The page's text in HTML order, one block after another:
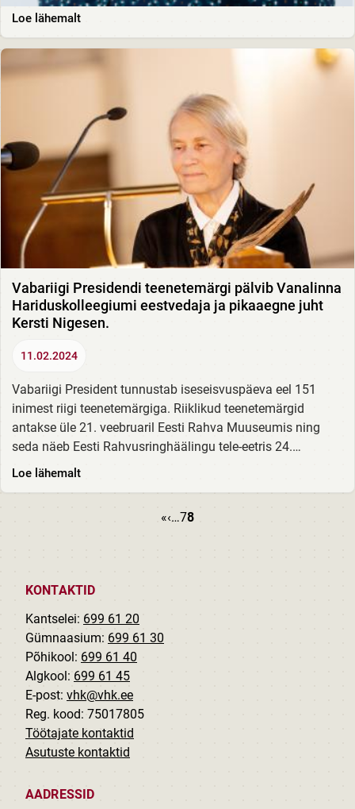
andmise 750. aastapäeva...
Loe lähemalt
Vabariigi Presidendi teenetemärgi pälvib Vanalinna
Hariduskolleegiumi eestvedaja ja pikaaegne juht
Kersti Nigesen.
11.02.2024
Vabariigi President tunnustab iseseisvuspäeva eel 151
inimest riigi teenetemärgiga. Riiklikud teenetemärgid
antakse üle 21. veebruaril Eesti Rahva Muuseumis ning
seda näeb Eesti Rahvusringhäälingu tele-eetris 24.
veebruaril. Palju õnne kogu koolipere poolt!
Loe lähemalt
First page
«Previous page
‹…Page
7Current page
8
KONTAKTID
Kantselei: 699 61 20
Gümnaasium: 699 61 30
Põhikool: 699 61 40
Algkool: 699 61 45
E-post: vhk@vhk.ee
Reg. kood: 75017805
Töötajate kontaktid
Asutuste kontaktid
AADRESSID